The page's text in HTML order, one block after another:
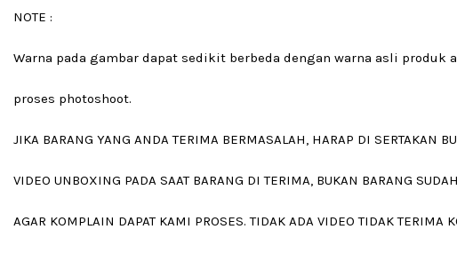
NOTE :
Warna pada gambar dapat sedikit berbeda dengan warna asli produk
proses photoshoot.
JIKA BARANG YANG ANDA TERIMA BERMASALAH, HARAP DI SERTAKAN
VIDEO UNBOXING PADA SAAT BARANG DI TERIMA, BUKAN BARANG
AGAR KOMPLAIN DAPAT KAMI PROSES. TIDAK ADA VIDEO TIDAK TERIMA